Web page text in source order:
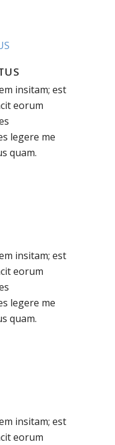
insitam; est
eorum
legere me
quam.
insitam; est
eorum
legere me
quam.
insitam; est
eorum